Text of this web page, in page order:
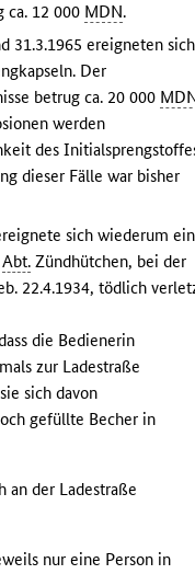
ca. 12 000 MDN.
31.3.1965 ereigneten sich
Der
betrug ca. 20 000
werden
des
dieser Fälle war bisher
sich wiederum
Abt. Zündhütchen, bei der
22.4.1934, tödlich
die Bedienerin
zur Ladestraße
sich davon
gefüllte Becher in
an der Ladestraße
nur eine Person in